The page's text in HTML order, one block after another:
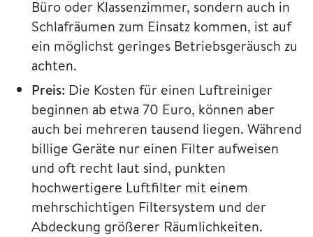
Büro oder Klassenzimmer, sondern auch in
Schlafräumen zum Einsatz kommen, ist auf
ein möglichst geringes Betriebsgeräusch zu
achten.
Preis: Die Kosten für einen Luftreiniger
beginnen ab etwa 70 Euro, können aber
auch bei mehreren tausend liegen. Während
billige Geräte nur einen Filter aufweisen
und oft recht laut sind, punkten
hochwertigere Luftfilter mit einem
mehrschichtigen Filtersystem und der
Abdeckung größerer Räumlichkeiten.